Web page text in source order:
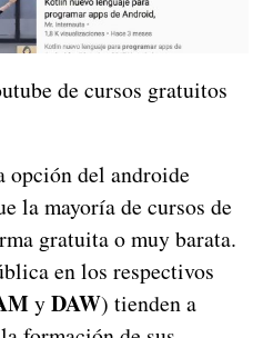
de cursos gratuitos
opción del androide
la mayoría de cursos de
gratuita o muy barata.
en los respectivos
yDAW) tienden a